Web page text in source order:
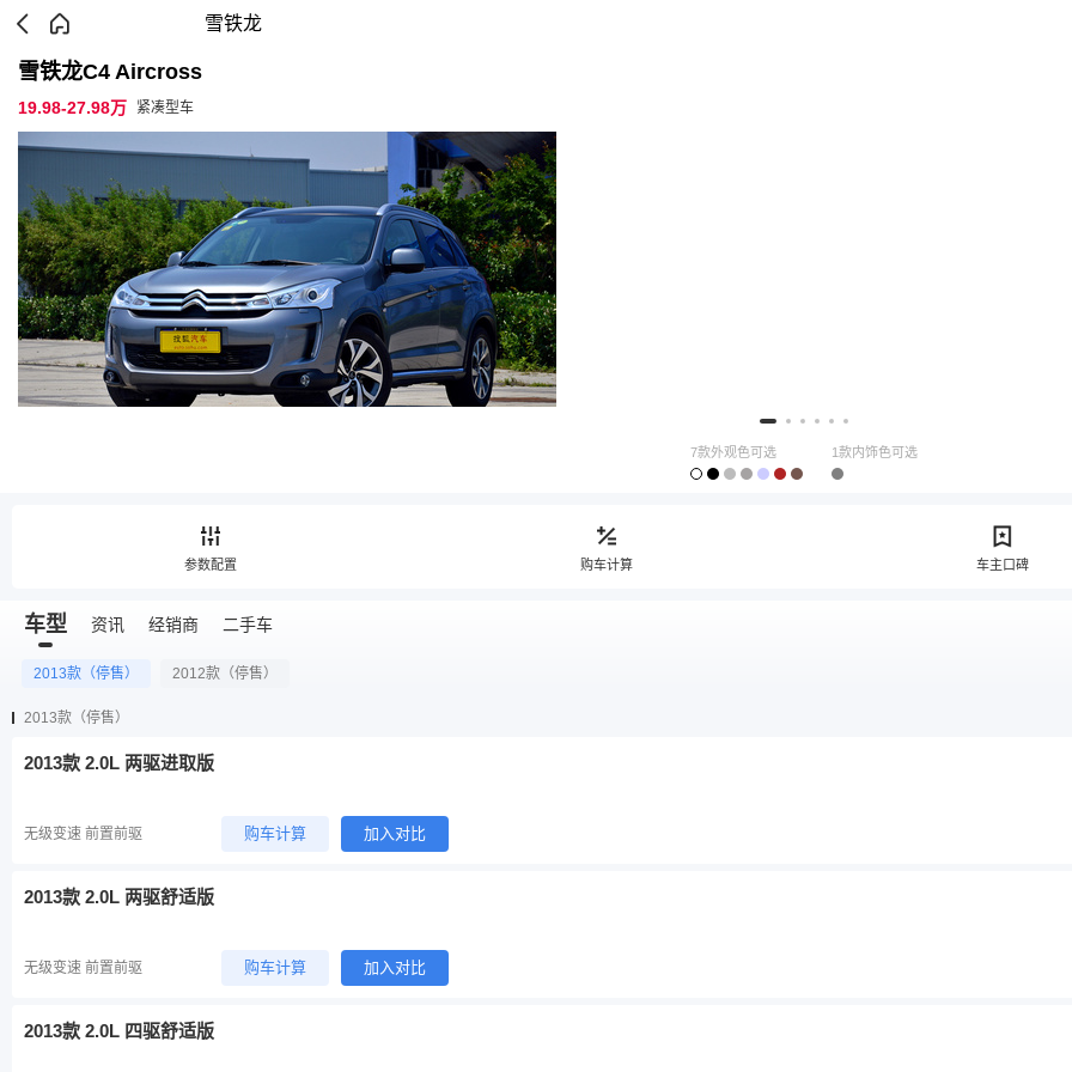
雪铁龙
雪铁龙C4 Aircross
19.98-27.98万 紧凑型车
7款外观色可选 1款内饰色可选
参数配置 购车计算 车主口碑
车型 资讯 经销商 二手车
2013款（停售） 2012款（停售）
2013款（停售）
2013款 2.0L 两驱进取版
无级变速 前置前驱 购车计算 加入对比
2013款 2.0L 两驱舒适版
无级变速 前置前驱 购车计算 加入对比
2013款 2.0L 四驱舒适版